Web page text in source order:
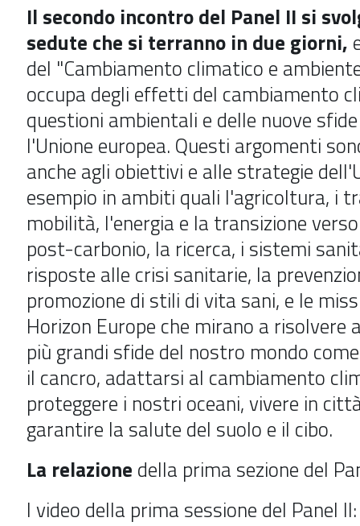
Il secondo incontro del Panel II si
sedute che si terranno in due giorni,
del "Cambiamento climatico e
occupa degli effetti del cambiamento
questioni ambientali e delle nuove
l'Unione europea. Questi argomenti
anche agli obiettivi e alle strategie
esempio in ambiti quali l'agricoltura, i
mobilità, l'energia e la transizione
post-carbonio, la ricerca, i sistemi
risposte alle crisi sanitarie, la
promozione di stili di vita sani, e le
Horizon Europe che mirano a risolvere
più grandi sfide del nostro mondo
il cancro, adattarsi al cambiamento
proteggere i nostri oceani, vivere in
garantire la salute del suolo e il cibo.
La relazione della prima sezione del
I video della prima sessione del Panel II: